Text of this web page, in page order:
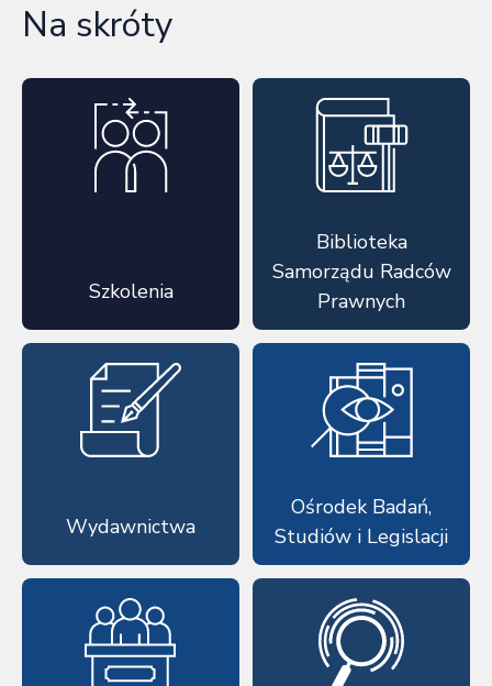
Na skróty
Szkolenia
Biblioteka
Samorządu Radców
Prawnych
Wydawnictwa
Ośrodek Badań,
Studiów i Legislacji